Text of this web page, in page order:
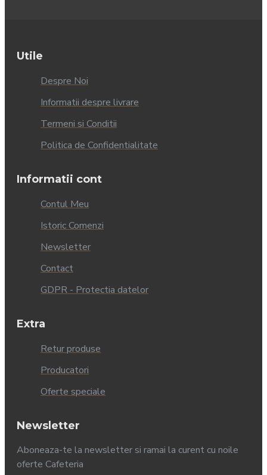
Utile
Despre Noi
Informatii despre livrare
Termeni si Conditii
Politica de Confidentialitate
Informatii cont
Contul Meu
Istoric Comenzi
Newsletter
Contact
GDPR - Protectia datelor
Extra
Retur produse
Producatori
Oferte speciale
Newsletter
Aboneaza-te la newsletter si ramai la curent cu noile
oferte Cafeteria